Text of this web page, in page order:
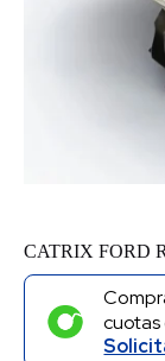
CATRIX FORD
cuotas